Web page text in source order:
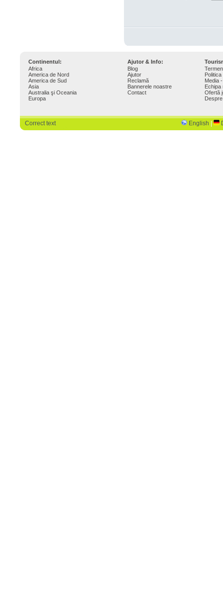
Continentul: Ajutor & Info:
Africa
America de Nord
America de Sud
Asia
Australia şi Oceania
Europa
Blog
Ajutor
Reclamă
Bannerele noastre
Contact
Media
Echipa
Ofertă
Correct text English